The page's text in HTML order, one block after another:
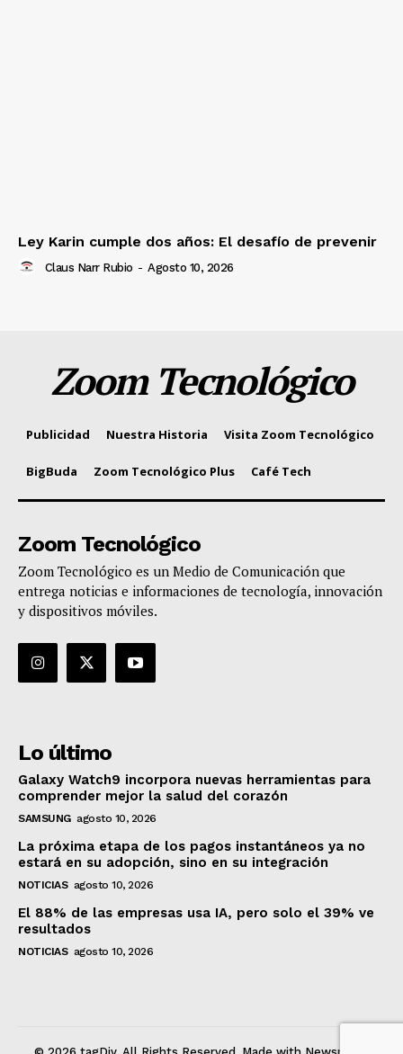
Ley Karin cumple dos años: El desafío de prevenir
Claus Narr Rubio - Agosto 10, 2026
Zoom Tecnológico
Publicidad Nuestra Historia Visita Zoom Tecnológico
BigBuda Zoom Tecnológico Plus Café Tech
Zoom Tecnológico
Zoom Tecnológico es un Medio de Comunicación que
entrega noticias e informaciones de tecnología, innovación
y dispositivos móviles.
Lo último
Galaxy Watch9 incorpora nuevas herramientas para
comprender mejor la salud del corazón
SAMSUNG agosto 10, 2026
La próxima etapa de los pagos instantáneos ya no
estará en su adopción, sino en su integración
NOTICIAS agosto 10, 2026
El 88% de las empresas usa IA, pero solo el 39% ve
resultados
NOTICIAS agosto 10, 2026